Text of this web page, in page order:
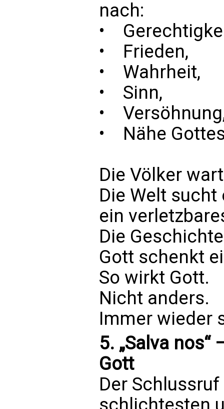
nach:
•
• Frieden,
• Wahrheit,
• Sinn,
•
• Nähe
Die Völker
Die Welt
ein
Die
Gott schenkt
So wirkt Gott.
Nicht anders.
Immer wieder
5. „Salva nos“
Gott
Der